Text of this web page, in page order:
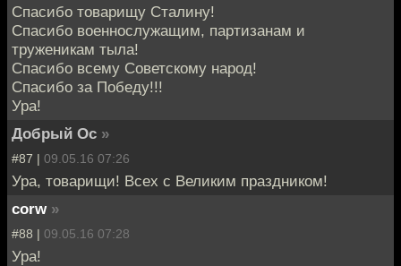
Спасибо товарищу Сталину!
Спасибо военнослужащим, партизанам и
труженикам тыла!
Спасибо всему Советскому народ!
Спасибо за Победу!!!
Ура!
Добрый Ос »
#87 | 09.05.16 07:26
Ура, товарищи! Всех с Великим праздником!
corw »
#88 | 09.05.16 07:28
Ура!